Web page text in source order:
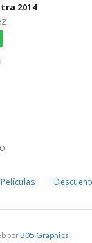
2014
Películas
por 305 Graphics